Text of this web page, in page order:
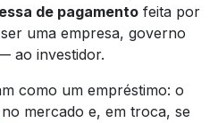
de pagamento feita por
uma empresa, governo
ao investidor.
como um empréstimo: o
no mercado e, em troca, se